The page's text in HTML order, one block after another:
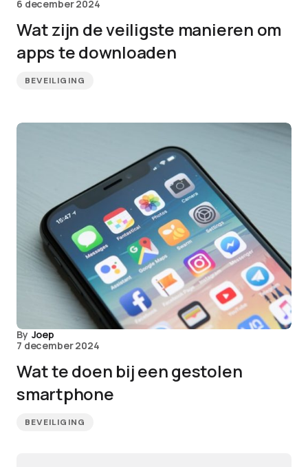
6 december 2024
Wat zijn de veiligste manieren om
apps te downloaden
BEVEILIGING
By Joep
7 december 2024
Wat te doen bij een gestolen
smartphone
BEVEILIGING